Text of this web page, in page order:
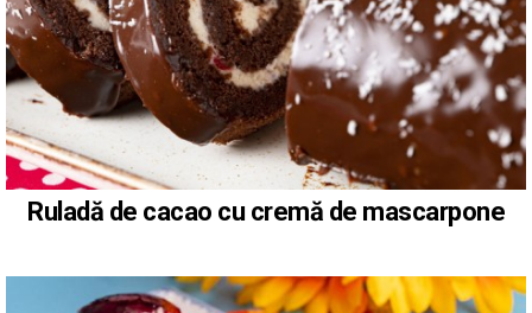
Ruladă de cacao cu cremă de mascarpone